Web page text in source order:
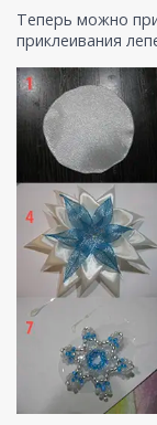
Теперь можно
приклеивания